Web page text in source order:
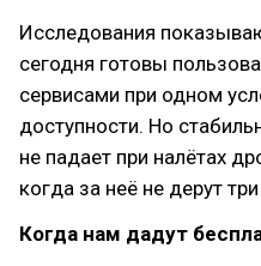
Исследования
сегодня готовы
сервисами при одном
доступности. Но
не падает при налётах
когда за неё не дерут
Когда нам дадут